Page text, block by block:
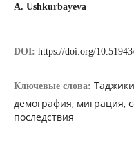
A. Ushkurbayeva
DOI: https://doi.org/
Ключевые слова:
демография, миграция,
последствия